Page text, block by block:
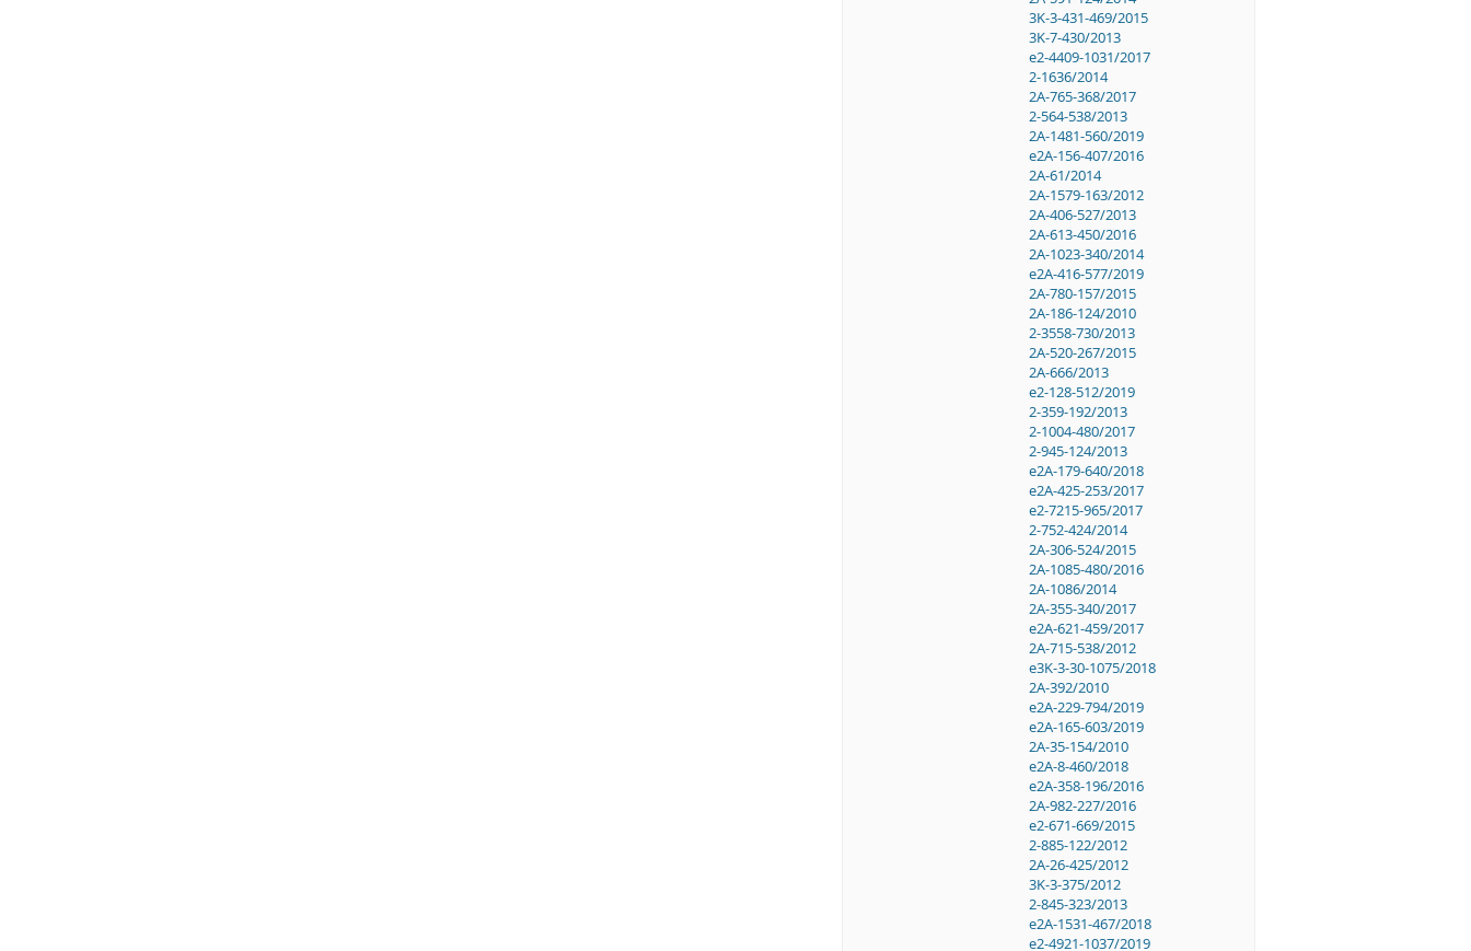
3K-3-431-469/2015
3K-7-430/2013
e2-4409-1031/2017
2-1636/2014
2A-765-368/2017
2-564-538/2013
2A-1481-560/2019
e2A-156-407/2016
2A-61/2014
2A-1579-163/2012
2A-406-527/2013
2A-613-450/2016
2A-1023-340/2014
e2A-416-577/2019
2A-780-157/2015
2A-186-124/2010
2-3558-730/2013
2A-520-267/2015
2A-666/2013
e2-128-512/2019
2-359-192/2013
2-1004-480/2017
2-945-124/2013
e2A-179-640/2018
e2A-425-253/2017
e2-7215-965/2017
2-752-424/2014
2A-306-524/2015
2A-1085-480/2016
2A-1086/2014
2A-355-340/2017
e2A-621-459/2017
2A-715-538/2012
e3K-3-30-1075/2018
2A-392/2010
e2A-229-794/2019
e2A-165-603/2019
2A-35-154/2010
e2A-8-460/2018
e2A-358-196/2016
2A-982-227/2016
e2-671-669/2015
2-885-122/2012
2A-26-425/2012
3K-3-375/2012
2-845-323/2013
e2A-1531-467/2018
e2-4921-1037/2019